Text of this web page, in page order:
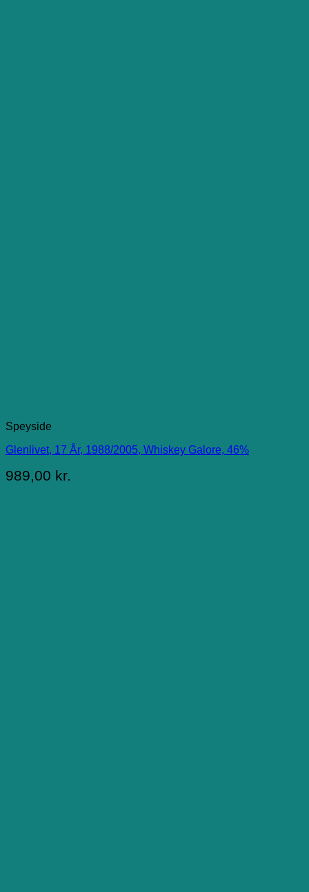
Speyside
Glenlivet, 17 År, 1988/2005, Whiskey Galore, 46%
989,00 kr.